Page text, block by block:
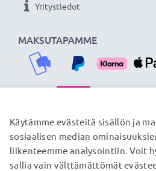
MAKSUTAPAMME
Yritystiedot
TOIMITUSKUMPPANIMME
© subtel.fi 2026
Käytämme evästeitä sisällön ja
sosiaalisen median
liikenteemme analysointiin. Voit
sallia vain välttämättömät